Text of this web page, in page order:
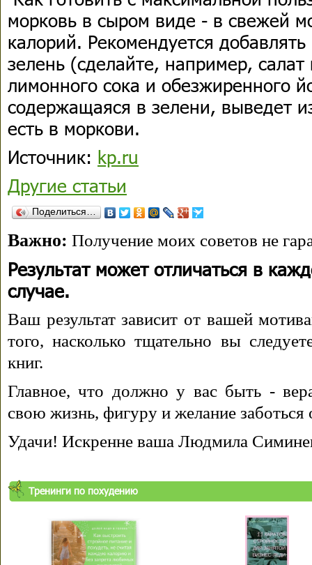
морковь в сыром виде - в свежей
калорий. Рекомендуется
зелень (сделайте, например,
лимонного сока и обезжиренного
содержащаяся в зелени, выведет
есть в моркови.
Источник: kp.ru
Другие статьи
Поделиться…
Важно: Получение моих советов не
Результат может отличаться в
случае.
Ваш результат зависит от вашей
того, насколько тщательно вы
книг.
Главное, что должно у вас быть -
свою жизнь, фигуру и желание заботься
Удачи! Искренне ваша Людмила
Тренинги по похудению